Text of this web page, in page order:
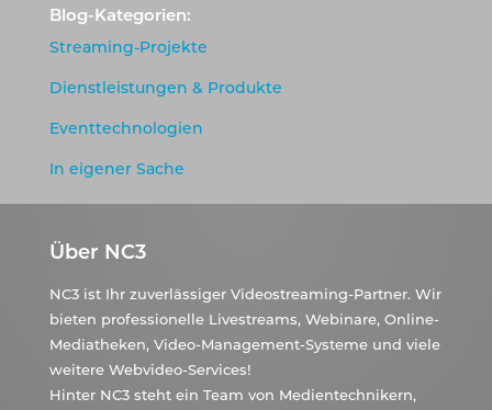
Blog-Kategorien:
Streaming-Projekte
Dienstleistungen & Produkte
Eventtechnologien
In eigener Sache
Über NC3
NC3 ist Ihr zuverlässiger Videostreaming-Partner. Wir
bieten professionelle Livestreams, Webinare, Online-
Mediatheken, Video-Management-Systeme und viele
weitere Webvideo-Services!
Hinter NC3 steht ein Team von Medientechnikern,